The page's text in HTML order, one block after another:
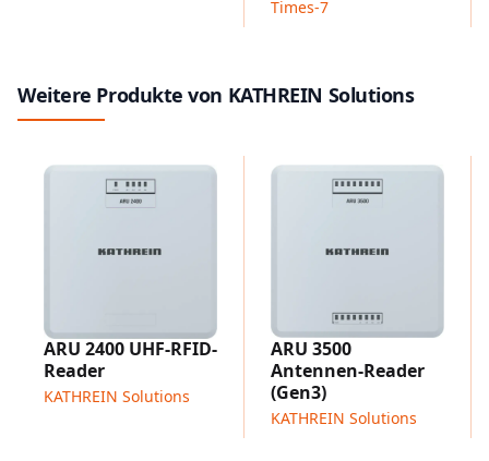
Open-Source Linux OS
Erweiterte LED-Visualisierung
Bauartzulassung für Europa, USA und ÜW
Anwendungen
Gesundheitswesen
Times-7
Weitere Produkte von KATHREIN Solutions
ARU 2400 UHF-RFID-
Reader
KATHREIN Solutions
ARU 3500
Antennen-Reader
(Gen3)
KATHREIN Solutions